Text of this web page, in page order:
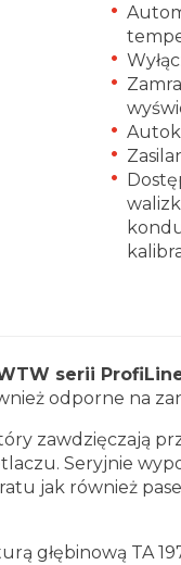
serii
odporne na
zawdzięczają
Seryjnie
jak również
głębinową TA